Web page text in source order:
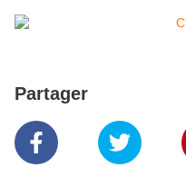
Partager